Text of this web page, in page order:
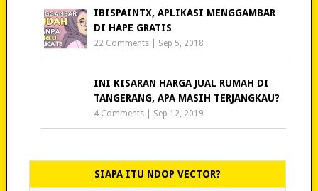
IBISPAINTX, APLIKASI MENGGAMBAR
DI HAPE GRATIS
22 Comments Sep 5, 2018
INI KISARAN HARGA JUAL RUMAH DI
TANGERANG, APA MASIH TERJANGKAU?
4 Comments Sep 12, 2019
SIAPA ITU NDOP VECTOR?